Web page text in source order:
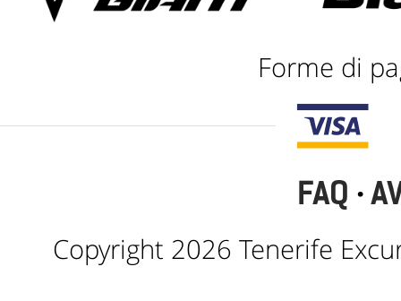
Forme di
FAQ ·
Copyright 2026 Tenerife